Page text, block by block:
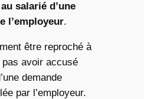
salarié d’une
l’employeur.
être reproché à
pas avoir accusé
demande
par l’employeur.